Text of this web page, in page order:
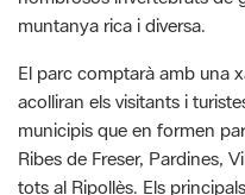
acolliran els visitants i
municipis que en formen
Ribes de Freser, Pardines,
tots al Ripollès. Els
Setcases i Espinavell